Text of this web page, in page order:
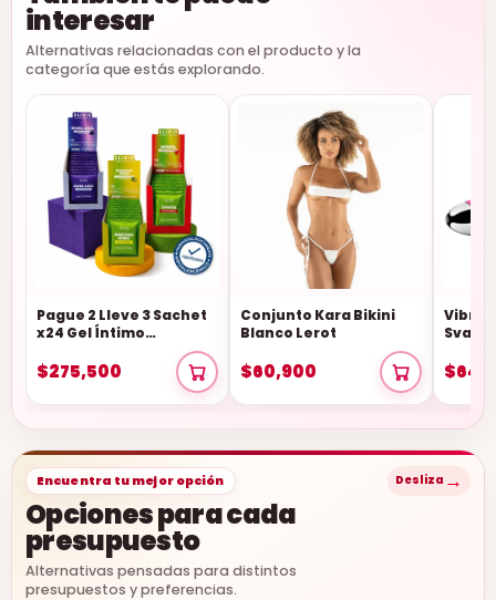
interesar
Alternativas relacionadas con el producto y la
categoría que estás explorando.
Pague 2 Lleve 3 Sachet
x24 Gel Íntimo
$275,500
Conjunto Kara Bikini
Blanco Lerot
$60,900
Encuentra tu mejor opción
Opciones para cada
presupuesto
Alternativas pensadas para distintos
presupuestos y preferencias.
Desliza →